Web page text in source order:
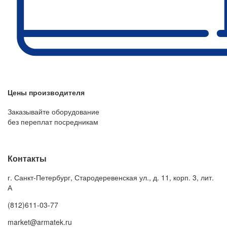
Цены производителя
Заказывайте оборудование
без переплат посредникам
Контакты
г. Санкт-Петербург, Стародеревенская ул., д. 11, корп. 3, лит.
А
(812)611-03-77
market@armatek.ru